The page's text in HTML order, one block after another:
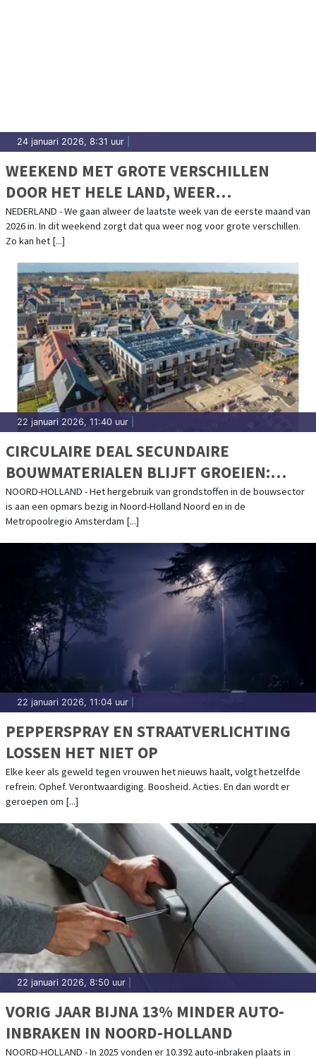
24 januari 2026, 8:31 uur
WEEKEND MET GROTE VERSCHILLEN
DOOR HET HELE LAND, WEER
GELEIDELIJK WAT ZACHTER IN LAATSTE
WEEK JANUARI
NEDERLAND - We gaan alweer de laatste week van de eerste maand van
2026 in. In dit weekend zorgt dat qua weer nog voor grote verschillen.
Zo kan het [...]
22 januari 2026, 11:40 uur
CIRCULAIRE DEAL SECUNDAIRE
BOUWMATERIALEN BLIJFT GROEIEN:
CIRCULAIR SLOPEN LOONT
NOORD-HOLLAND - Het hergebruik van grondstoffen in de bouwsector
is aan een opmars bezig in Noord-Holland Noord en in de
Metropoolregio Amsterdam [...]
22 januari 2026, 11:04 uur
PEPPERSPRAY EN STRAATVERLICHTING
LOSSEN HET NIET OP
Elke keer als geweld tegen vrouwen het nieuws haalt, volgt hetzelfde
refrein. Ophef. Verontwaardiging. Boosheid. Acties. En dan wordt er
geroepen om [...]
22 januari 2026, 8:50 uur
VORIG JAAR BIJNA 13% MINDER AUTO-
INBRAKEN IN NOORD-HOLLAND
NOORD-HOLLAND - In 2025 vonden er 10.392 auto-inbraken plaats in